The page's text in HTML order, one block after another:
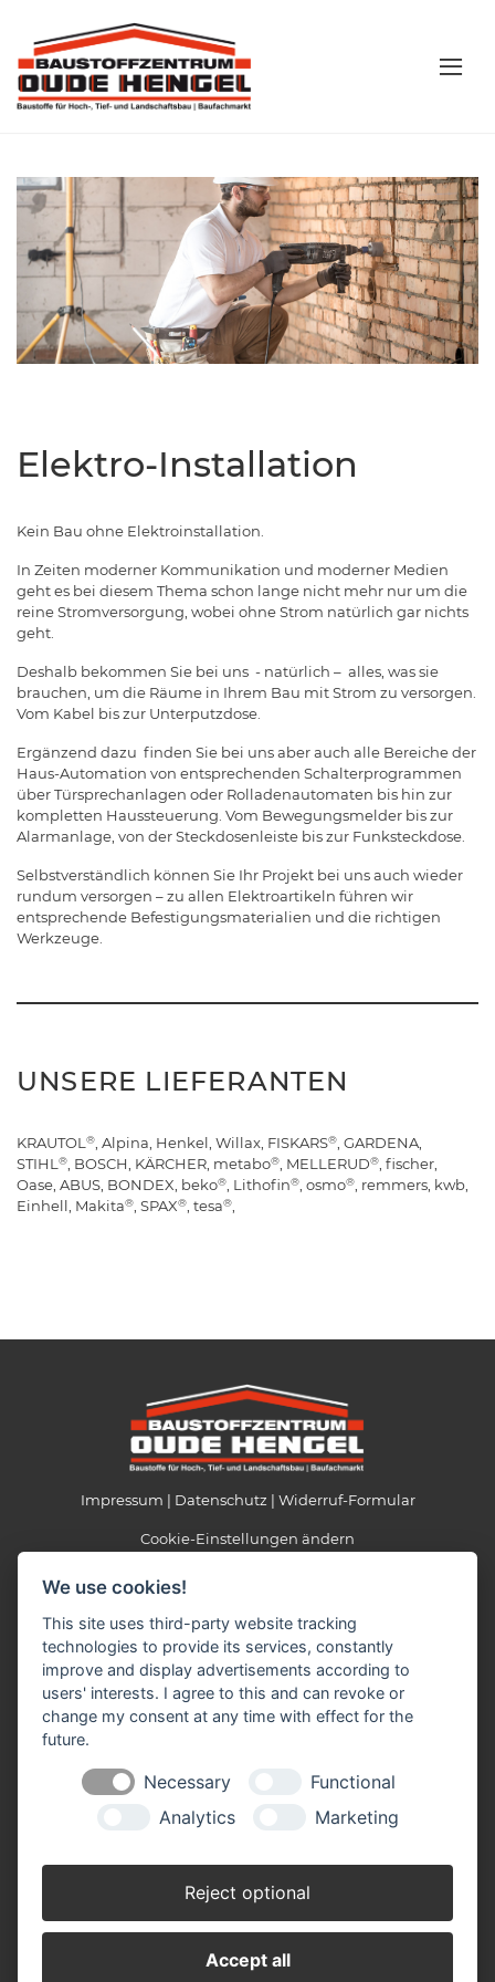
Elektro-Installation
Kein Bau ohne Elektroinstallation.
In Zeiten moderner Kommunikation und moderner Medien
geht es bei diesem Thema schon lange nicht mehr nur um die
reine Stromversorgung, wobei ohne Strom natürlich gar nichts
geht.
Deshalb bekommen Sie bei uns - natürlich – alles, was sie
brauchen, um die Räume in Ihrem Bau mit Strom zu versorgen.
Vom Kabel bis zur Unterputzdose.
Ergänzend dazu finden Sie bei uns aber auch alle Bereiche der
Haus-Automation von entsprechenden Schalterprogrammen
über Türsprechanlagen oder Rolladenautomaten bis hin zur
kompletten Haussteuerung. Vom Bewegungsmelder bis zur
Alarmanlage, von der Steckdosenleiste bis zur Funksteckdose.
Selbstverständlich können Sie Ihr Projekt bei uns auch wieder
rundum versorgen – zu allen Elektroartikeln führen wir
entsprechende Befestigungsmaterialien und die richtigen
Werkzeuge.
UNSERE LIEFERANTEN
KRAUTOL®, Alpina, Henkel, Willax, FISKARS®, GARDENA,
STIHL®, BOSCH, KÄRCHER, metabo®, MELLERUD®, fischer,
Oase, ABUS, BONDEX, beko®, Lithofin®, osmo®, remmers, kwb,
Einhell, Makita®, SPAX®, tesa®,
Impressum Datenschutz Widerruf-Formular
Cookie-Einstellungen ändern
Baustoffzentrum Oude Hengel GmbH
Heidweg 2
41379 Brüggen
Telefon: 0 21 63 / 95 70 - 0
Telefax: 0 21 63 / 95 70 - 33
E-mail:info(at)oudehengel.de
Öffnungszeiten
Mo-Fr: 07.00 - 17.30 Uhr
Mo-Fr. 07.00 - 17.00 Uhr
Sa. 08.00 - 12.00 Uhr
Am 24.12., 31.12. und Karsamstag haben wir geschlossen.
We use cookies!
This site uses third-party website tracking
technologies to provide its services, constantly
improve and display advertisements according to
users' interests. I agree to this and can revoke or
change my consent at any time with effect for the
future.
Necessary
Functional
Analytics
Marketing
Reject optional
Accept all